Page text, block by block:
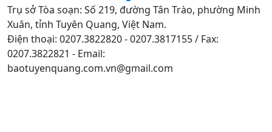
Trụ sở Tòa soạn: Số 219, đường Tân Trào, phường Minh
Xuân, tỉnh Tuyên Quang, Việt Nam.
Điện thoại: 0207.3822820 - 0207.3817155 / Fax:
0207.3822821 - Email:
baotuyenquang.com.vn@gmail.com